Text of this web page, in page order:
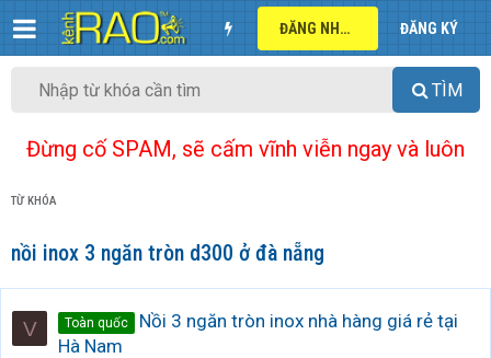
ĐĂNG NHẬP ĐĂNG KÝ
TÌM
Đừng cố SPAM, sẽ cấm vĩnh viễn ngay và luôn
TỪ KHÓA
nồi inox 3 ngăn tròn d300 ở đà nẵng
V Toàn quốc
Nồi 3 ngăn tròn inox nhà hàng giá rẻ tại
Hà Nam